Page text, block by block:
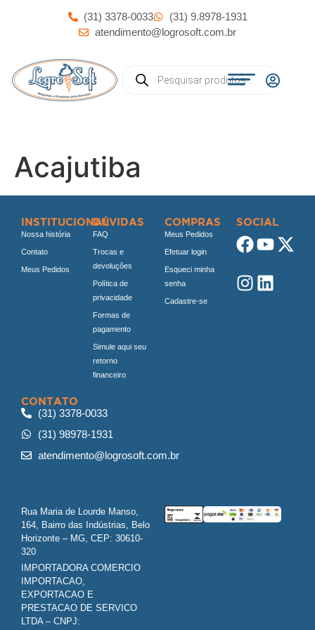
(31) 3378-0033
(31) 9.8978-1931
atendimento@logrosoft.com.br
Acajutiba
INSTITUCIONAL
Nossa história
Contato
Meus Pedidos
DÚVIDAS
FAQ
Trocas e
devoluções
Política de
privacidade
Formas de
pagamento
Simule aqui seu
retorno
financeiro
COMPRAS
Meus Pedidos
Efetuar login
Esqueci minha
senha
Cadastre-se
SOCIAL
CONTATO
(31) 3378-0033
(31) 98978-1931
atendimento@logrosoft.com.br
Rua Maria de Lourde Manso,
164, Bairro das Indústrias, Belo
Horizonte – MG, CEP: 30610-
320
IMPORTADORA COMERCIO
IMPORTACAO,
EXPORTACAO E
PRESTACAO DE SERVICO
LTDA – CNPJ: